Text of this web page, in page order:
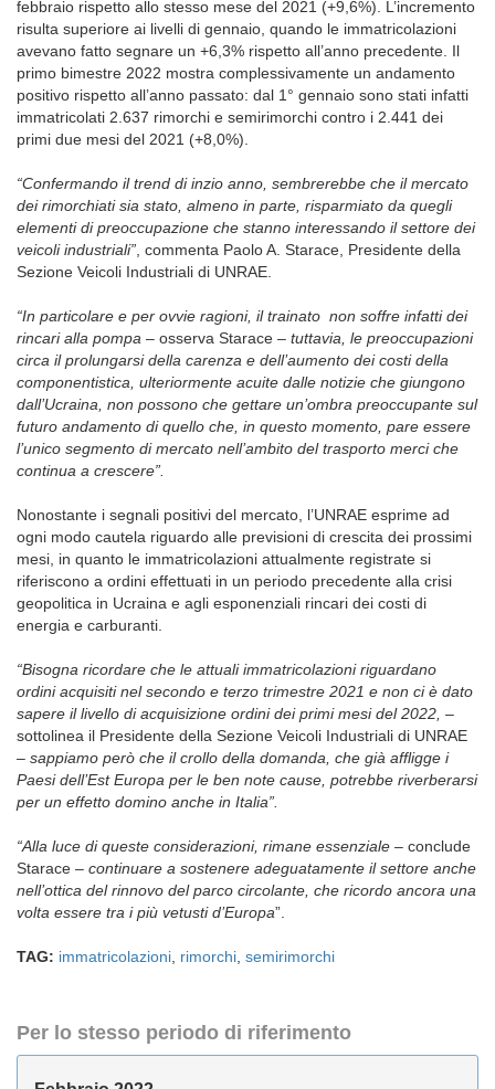
febbraio rispetto allo stesso mese del 2021 (+9,6%). L’incremento
risulta superiore ai livelli di gennaio, quando le immatricolazioni
avevano fatto segnare un +6,3% rispetto all’anno precedente. Il
primo bimestre 2022 mostra complessivamente un andamento
positivo rispetto all’anno passato: dal 1° gennaio sono stati infatti
immatricolati 2.637 rimorchi e semirimorchi contro i 2.441 dei
primi due mesi del 2021 (+8,0%).
“Confermando il trend di inzio anno, sembrerebbe che il mercato
dei rimorchiati sia stato, almeno in parte, risparmiato da quegli
elementi di preoccupazione che stanno interessando il settore dei
veicoli industriali” , commenta Paolo A. Starace, Presidente della
Sezione Veicoli Industriali di UNRAE.
“In particolare e per ovvie ragioni, il trainato non soffre infatti dei
rincari alla pompa – osserva Starace – tuttavia, le preoccupazioni
circa il prolungarsi della carenza e dell’aumento dei costi della
componentistica, ulteriormente acuite dalle notizie che giungono
dall’Ucraina, non possono che gettare un’ombra preoccupante sul
futuro andamento di quello che, in questo momento, pare essere
l’unico segmento di mercato nell’ambito del trasporto merci che
continua a crescere”.
Nonostante i segnali positivi del mercato, l’UNRAE esprime ad
ogni modo cautela riguardo alle previsioni di crescita dei prossimi
mesi, in quanto le immatricolazioni attualmente registrate si
riferiscono a ordini effettuati in un periodo precedente alla crisi
geopolitica in Ucraina e agli esponenziali rincari dei costi di
energia e carburanti.
“Bisogna ricordare che le attuali immatricolazioni riguardano
ordini acquisiti nel secondo e terzo trimestre 2021 e non ci è dato
sapere il livello di acquisizione ordini dei primi mesi del 2022, –
sottolinea il Presidente della Sezione Veicoli Industriali di UNRAE
– sappiamo però che il crollo della domanda, che già affligge i
Paesi dell’Est Europa per le ben note cause, potrebbe riverberarsi
per un effetto domino anche in Italia”.
“Alla luce di queste considerazioni, rimane essenziale – conclude
Starace – continuare a sostenere adeguatamente il settore anche
nell’ottica del rinnovo del parco circolante, che ricordo ancora una
volta essere tra i più vetusti d’Europa”.
TAG: immatricolazioni rimorchi semirimorchi
Per lo stesso periodo di riferimento